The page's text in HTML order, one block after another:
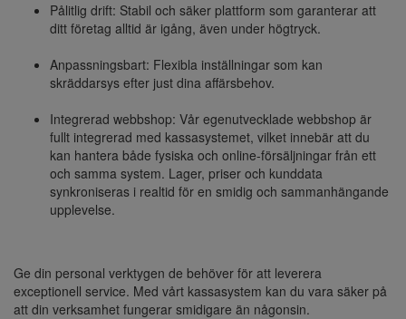
Pålitlig drift: Stabil och säker plattform som garanterar att
ditt företag alltid är igång, även under högtryck.
Anpassningsbart: Flexibla inställningar som kan
skräddarsys efter just dina affärsbehov.
Integrerad webbshop: Vår egenutvecklade webbshop är
fullt integrerad med kassasystemet, vilket innebär att du
kan hantera både fysiska och online-försäljningar från ett
och samma system. Lager, priser och kunddata
synkroniseras i realtid för en smidig och sammanhängande
upplevelse.
Ge din personal verktygen de behöver för att leverera
exceptionell service. Med vårt kassasystem kan du vara säker på
att din verksamhet fungerar smidigare än någonsin.